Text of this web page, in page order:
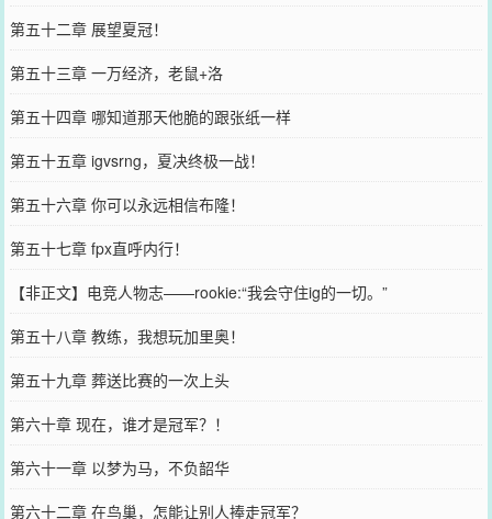
第五十二章 展望夏冠！
第五十三章 一万经济，老鼠+洛
第五十四章 哪知道那天他脆的跟张纸一样
第五十五章 igvsrng，夏决终极一战！
第五十六章 你可以永远相信布隆！
第五十七章 fpx直呼内行！
【非正文】电竞人物志——rookie:“我会守住ig的一切。”
第五十八章 教练，我想玩加里奥！
第五十九章 葬送比赛的一次上头
第六十章 现在，谁才是冠军？！
第六十一章 以梦为马，不负韶华
第六十二章 在鸟巢，怎能让别人捧走冠军？